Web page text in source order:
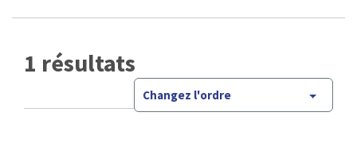
1 résultats
Changez l'ordre